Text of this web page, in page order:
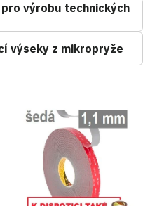
výrobu technických
výseky z mikropryže